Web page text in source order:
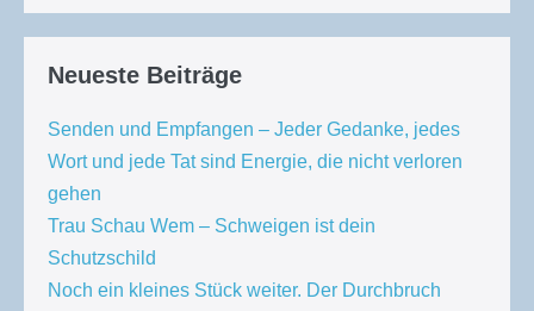
Neueste Beiträge
Senden und Empfangen – Jeder Gedanke, jedes
Wort und jede Tat sind Energie, die nicht verloren
gehen
Trau Schau Wem – Schweigen ist dein
Schutzschild
Noch ein kleines Stück weiter. Der Durchbruch